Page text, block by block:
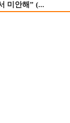
미안해” (...